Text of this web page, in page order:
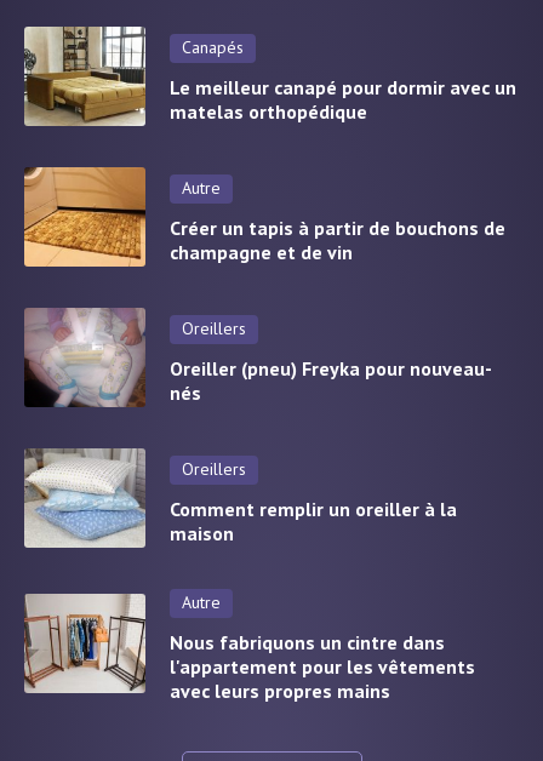
Canapés
Le meilleur canapé pour dormir avec un
matelas orthopédique
Autre
Créer un tapis à partir de bouchons de
champagne et de vin
Oreillers
Oreiller (pneu) Freyka pour nouveau-
nés
Oreillers
Comment remplir un oreiller à la
maison
Autre
Nous fabriquons un cintre dans
l'appartement pour les vêtements
avec leurs propres mains